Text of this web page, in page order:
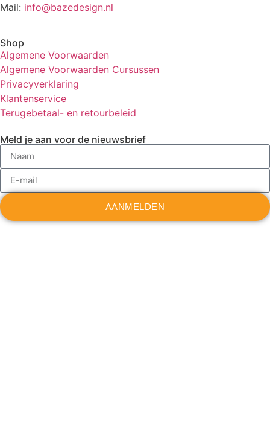
Mail: info@bazedesign.nl
Shop
Algemene Voorwaarden
Algemene Voorwaarden Cursussen
Privacyverklaring
Klantenservice
Terugebetaal- en retourbeleid
Meld je aan voor de nieuwsbrief
AANMELDEN